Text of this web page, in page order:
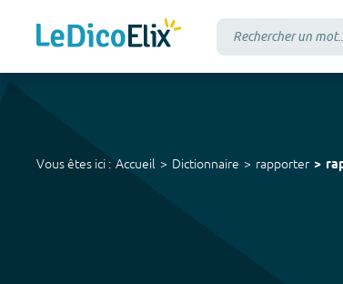
Vous êtes ici : Accueil Dictionnaire rapporter